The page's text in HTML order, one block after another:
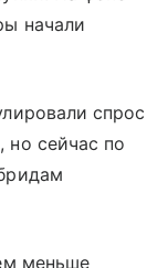
начали
спрос
сейчас по
меньше